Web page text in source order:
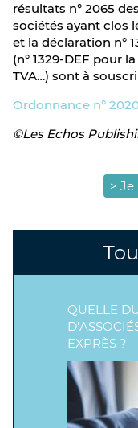
résultats n° 2065
sociétés ayant clos
et la déclaration n°
(n° 1329-DEF pour
TVA…) sont à
Ordonnance n°
©Les Echos
>
QUELLE
EXPRÈS ?